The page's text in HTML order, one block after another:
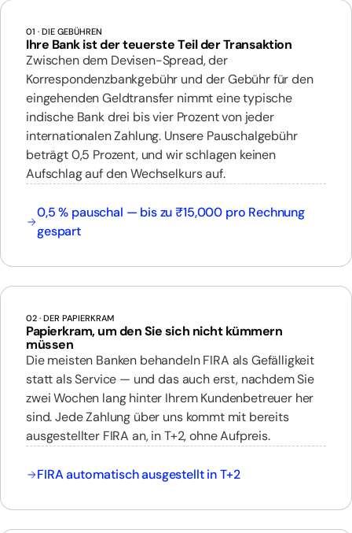
01 · DIE GEBÜHREN
Ihre Bank ist der teuerste Teil der Transaktion
Zwischen dem Devisen-Spread, der
Korrespondenzbankgebühr und der Gebühr für den
eingehenden Geldtransfer nimmt eine typische
indische Bank drei bis vier Prozent von jeder
internationalen Zahlung. Unsere Pauschalgebühr
beträgt 0,5 Prozent, und wir schlagen keinen
Aufschlag auf den Wechselkurs auf.
0,5 % pauschal — bis zu ₹15,000 pro Rechnung
gespart
02 · DER PAPIERKRAM
Papierkram, um den Sie sich nicht kümmern
müssen
Die meisten Banken behandeln FIRA als Gefälligkeit
statt als Service — und das auch erst, nachdem Sie
zwei Wochen lang hinter Ihrem Kundenbetreuer her
sind. Jede Zahlung über uns kommt mit bereits
ausgestellter FIRA an, in T+2, ohne Aufpreis.
FIRA automatisch ausgestellt in T+2